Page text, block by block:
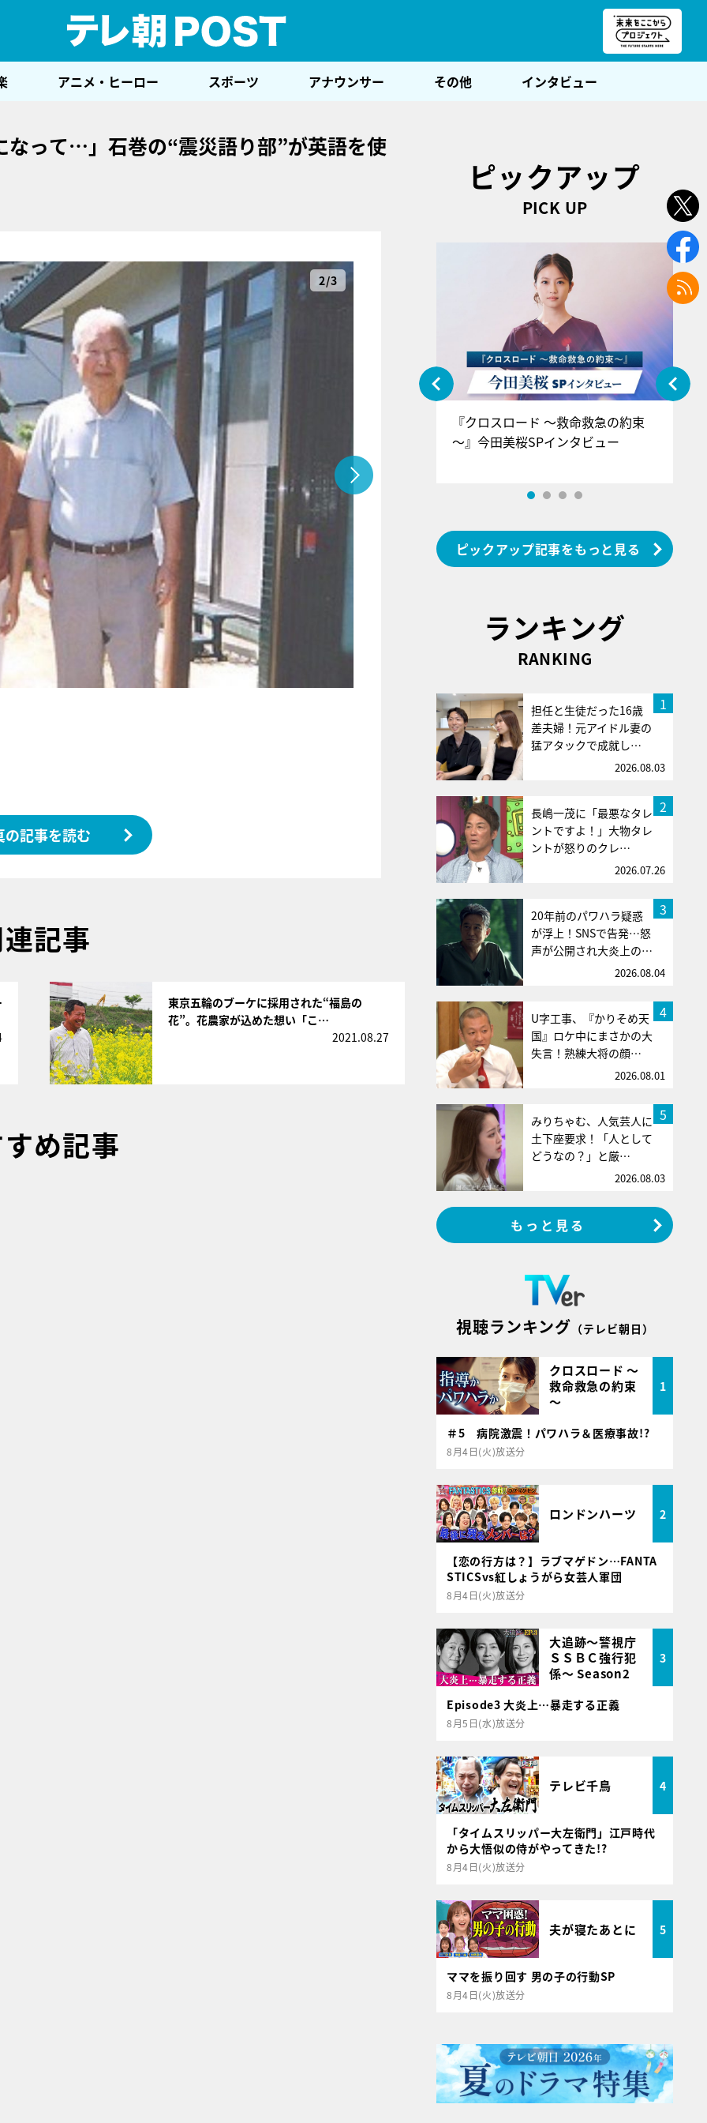
アニメ・ヒーロー スポーツ アナウンサー その他 インタビュー
なって…」石巻の“震災語り部”が英語を使
2/3
の記事を読む
記事
東京五輪のブーケに採用された“福島の
花”。花農家が込めた想い「こ…
2021.08.27
め記事
ピックアップ
PICK UP
『アイ＝ラブ！げーみんぐ』＝LOV
E齋藤樹愛羅＆佐々木舞香SPインタ
ビュー
『クロスロード ～救命救急の約束
～』今田美桜SPインタビュー
ピックアップ記事をもっと見る
ランキング
RANKING
1
担任と生徒だった16歳
差夫婦！元アイドル妻の
猛アタックで成就し…
2026.08.03
2
長嶋一茂に「最悪なタレ
ントですよ！」大物タレ
ントが怒りのクレ…
2026.07.26
3
20年前のパワハラ疑惑
が浮上！SNSで告発…怒
声が公開され大炎上の…
2026.08.04
4
U字工事、『かりそめ天
国』ロケ中にまさかの大
失言！熟練大将の顔…
2026.08.01
5
みりちゃむ、人気芸人に
土下座要求！「人として
どうなの？」と厳…
2026.08.03
もっと見る
視聴ランキング （テレビ朝日）
クロスロード ～
救命救急の約束
～
1
＃5 病院激震！パワハラ＆医療事故!?
8月4日(火)放送分
ロンドンハーツ 2
【恋の行方は？】ラブマゲドン…FANTA
STICSvs紅しょうがら女芸人軍団
8月4日(火)放送分
大追跡～警視庁
ＳＳＢＣ強行犯
係～ Season2
3
Episode3 大炎上…暴走する正義
8月5日(水)放送分
テレビ千鳥 4
「タイムスリッパー大左衛門」江戸時代
から大悟似の侍がやってきた!?
8月4日(火)放送分
夫が寝たあとに 5
ママを振り回す 男の子の行動SP
8月4日(火)放送分